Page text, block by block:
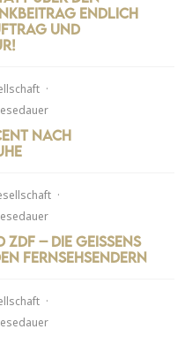
endlich
und
·
nach
·
ZDF – Die Geissens
Fernsehsendern
·